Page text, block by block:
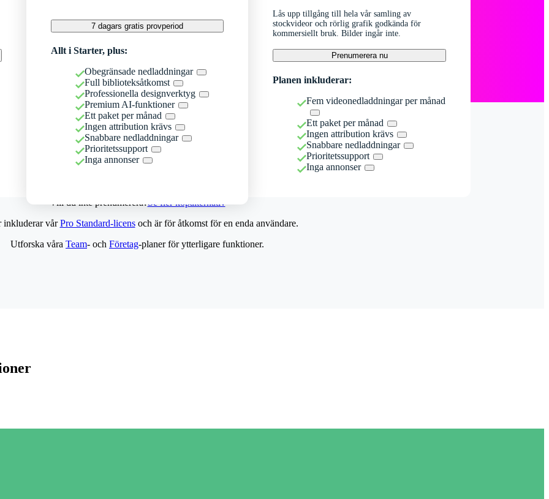
7 dagars gratis provperiod
Allt i Starter, plus:
Obegränsade nedladdningar
Full biblioteksåtkomst
Professionella designverktyg
Premium AI-funktioner
Ett paket per månad
Ingen attribution krävs
Snabbare nedladdningar
Prioritetssupport
Inga annonser
Lås upp tillgång till hela vår samling av
stockvideor och rörlig grafik godkända för
kommersiellt bruk. Bilder ingår inte.
Prenumerera nu
Planen inkluderar:
Fem videonedladdningar per månad
Ett paket per månad
Ingen attribution krävs
Snabbare nedladdningar
Prioritetssupport
Inga annonser
Vill du inte prenumerera?Se fler köpalternativ
inkluderar vårPro Standard-licensoch är för åtkomst för en enda användare.
Utforska våra Team- och Företag-planer för ytterligare funktioner.